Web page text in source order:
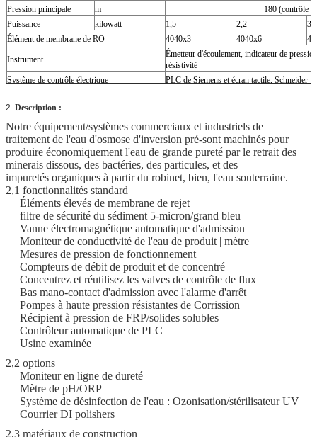
Pression principale m
180 (contrôle
Puissance
kilowatt 1,5 2,2
3
Élément de membrane de RO
4040x3 4040x6
Instrument
Émetteur d'écoulement, indicateur de
résistivité
Système de contrôle électrique
PLC de Siemens et écran tactile, Schneider
Documents
Dessin d'ingénieur, schéma électrique
disques de soudure/désactivation, disques
Certificat de qualité
2. Description :
Notre équipement/systèmes commerciaux et industriels de
traitement de l'eau d'osmose d'inversion pré-sont machinés pour
produire économiquement l'eau de grande pureté par le retrait des
minerais dissous, des bactéries, des particules, et des
impuretés organiques à partir du robinet, bien, l'eau souterraine.
2,1 fonctionnalités standard
Éléments élevés de membrane de rejet
filtre de sécurité du sédiment 5-micron/grand bleu
Vanne électromagnétique automatique d'admission
Moniteur de conductivité de l'eau de produit | mètre
Mesures de pression de fonctionnement
Compteurs de débit de produit et de concentré
Concentrez et réutilisez les valves de contrôle de flux
Bas mano-contact d'admission avec l'alarme d'arrêt
Pompes à haute pression résistantes de Corrission
Récipient à pression de FRP/solides solubles
Contrôleur automatique de PLC
Usine examinée
2,2 options
Moniteur en ligne de dureté
Mètre de pH/ORP
Système de désinfection de l'eau : Ozonisation/stérilisateur UV
Courrier DI polishers
2,3 matériaux de construction